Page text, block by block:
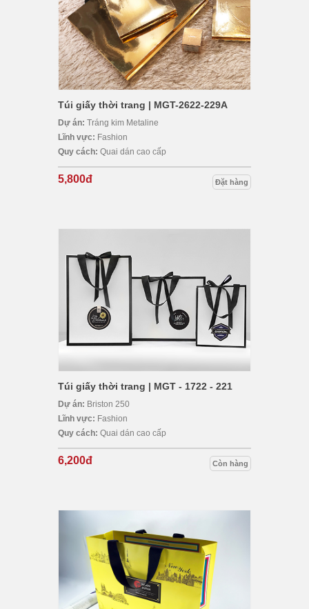
Túi giấy thời trang | MGT-2622-229A
Dự án: Tráng kim Metaline
Lĩnh vực: Fashion
Quy cách: Quai dán cao cấp
5,800đ Đặt hàng
Túi giấy thời trang | MGT - 1722 - 221
Dự án: Briston 250
Lĩnh vực: Fashion
Quy cách: Quai dán cao cấp
6,200đ Còn hàng